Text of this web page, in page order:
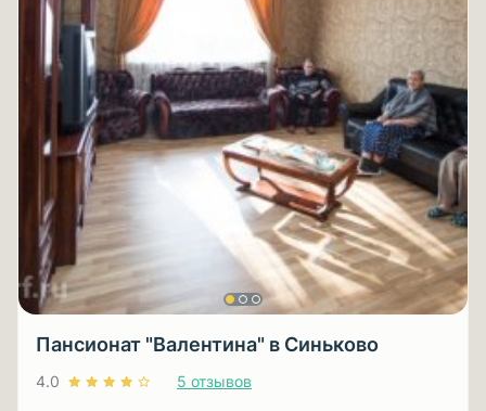
Пансионат "Валентина" в Синьково
4.0 5 отзывов